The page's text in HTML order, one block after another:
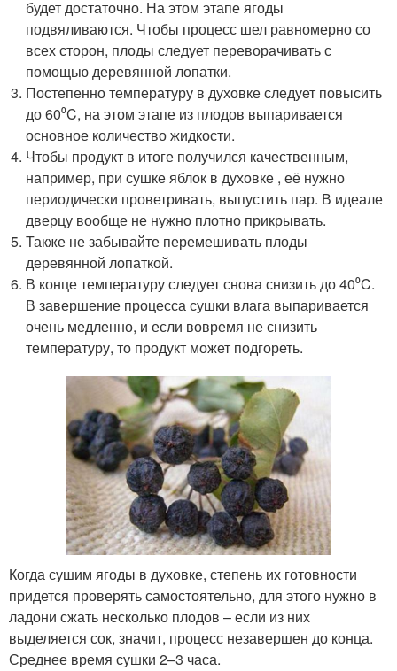
будет достаточно. На этом этапе ягоды
подвяливаются. Чтобы процесс шел равномерно со
всех сторон, плоды следует переворачивать с
помощью деревянной лопатки.
Постепенно температуру в духовке следует повысить
до 60⁰C, на этом этапе из плодов выпаривается
основное количество жидкости.
Чтобы продукт в итоге получился качественным,
например, при сушке яблок в духовке , её нужно
периодически проветривать, выпустить пар. В идеале
дверцу вообще не нужно плотно прикрывать.
Также не забывайте перемешивать плоды
деревянной лопаткой.
В конце температуру следует снова снизить до 40⁰C.
В завершение процесса сушки влага выпаривается
очень медленно, и если вовремя не снизить
температуру, то продукт может подгореть.
Когда сушим ягоды в духовке, степень их готовности
придется проверять самостоятельно, для этого нужно в
ладони сжать несколько плодов – если из них
выделяется сок, значит, процесс незавершен до конца.
Среднее время сушки 2–3 часа.